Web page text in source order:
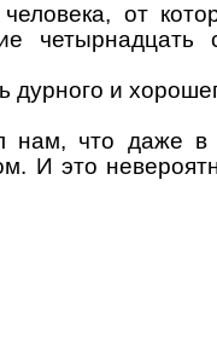
от
четырнадцать
дурного и
нам, что даже в
И это